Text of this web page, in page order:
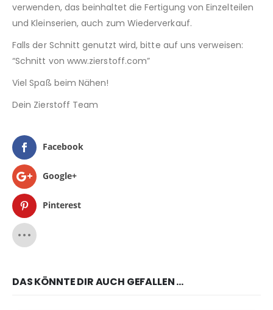
verwenden, das beinhaltet die Fertigung von Einzelteilen
und Kleinserien, auch zum Wiederverkauf.
Falls der Schnitt genutzt wird, bitte auf uns verweisen:
“Schnitt von www.zierstoff.com”
Viel Spaß beim Nähen!
Dein Zierstoff Team
Facebook
Google+
Pinterest
DAS KÖNNTE DIR AUCH GEFALLEN …